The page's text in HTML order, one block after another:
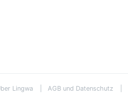
Lingwa AGB und Datenschutz